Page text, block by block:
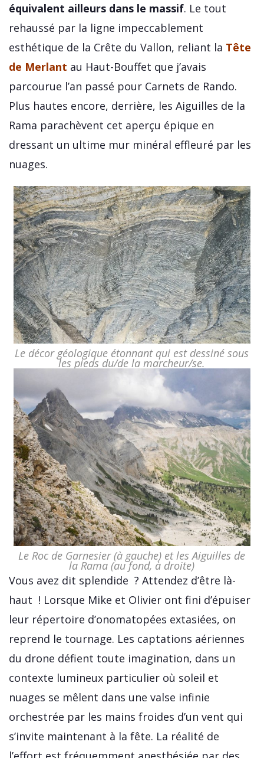
équivalent ailleurs dans le massif. Le tout
rehaussé par la ligne impeccablement
esthétique de la Crête du Vallon, reliant la Tête
de Merlant au Haut-Bouffet que j’avais
parcourue l’an passé pour Carnets de Rando.
Plus hautes encore, derrière, les Aiguilles de la
Rama parachèvent cet aperçu épique en
dressant un ultime mur minéral effleuré par les
nuages.
Le décor géologique étonnant qui est dessiné sous
les pieds du/de la marcheur/se.
Le Roc de Garnesier (à gauche) et les Aiguilles de
la Rama (au fond, à droite)
Vous avez dit splendide ? Attendez d’être là-
haut ! Lorsque Mike et Olivier ont fini d’épuiser
leur répertoire d’onomatopées extasiées, on
reprend le tournage. Les captations aériennes
du drone défient toute imagination, dans un
contexte lumineux particulier où soleil et
nuages se mêlent dans une valse infinie
orchestrée par les mains froides d’un vent qui
s’invite maintenant à la fête. La réalité de